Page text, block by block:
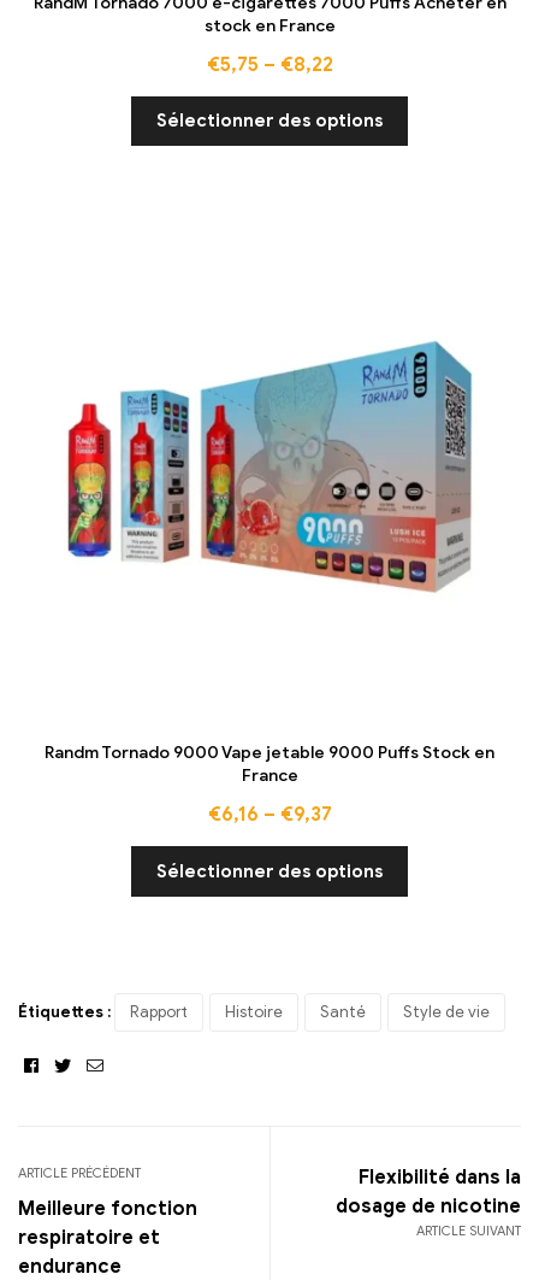
stock en France
€5,75 – €8,22
Sélectionner des options
Randm Tornado 9000 Vape jetable 9000 Puffs Stock en
France
€6,16 – €9,37
Sélectionner des options
Étiquettes : Rapport Histoire Santé Style de vie
Facebook
TwitterEmail
ARTICLE PRÉCÉDENT
Meilleure fonction
respiratoire et
endurance
ARTICLE SUIVANT
Flexibilité dans la
dosage de nicotine